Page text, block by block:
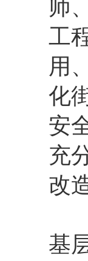
师
工
用
化
安
充
改
基